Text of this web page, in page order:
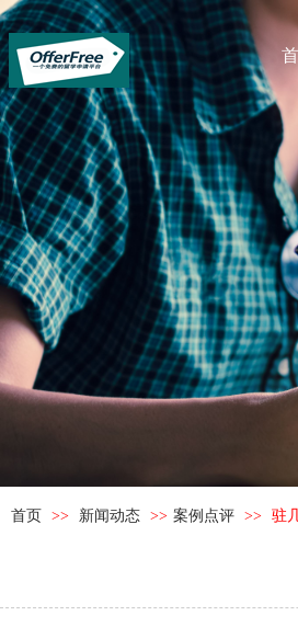
首页 >> 新闻动态 >> 案例点评 >> 驻